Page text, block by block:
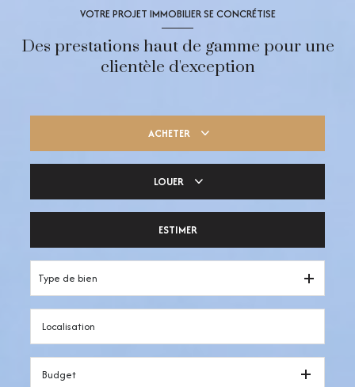
VOTRE PROJET IMMOBILIER SE CONCRÉTISE
Des prestations haut de gamme pour une
clientèle d'exception
ACHETER
LOUER
ESTIMER
Type de bien
Budget